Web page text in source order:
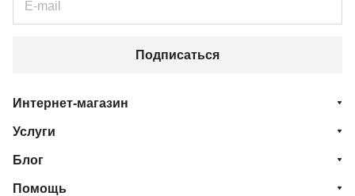
Подписаться
Интернет-магазин
Услуги
Блог
Помощь